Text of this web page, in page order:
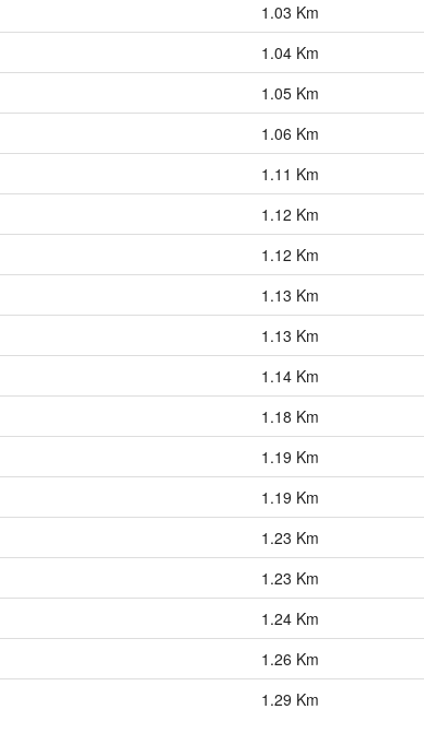
1.03 Km
1.04 Km
1.05 Km
1.06 Km
1.11 Km
1.12 Km
1.12 Km
1.13 Km
1.13 Km
1.14 Km
1.18 Km
1.19 Km
1.19 Km
1.23 Km
1.23 Km
1.24 Km
1.26 Km
1.29 Km